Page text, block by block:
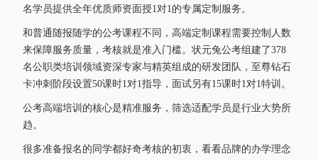
名学员提供全年优质师资面授1对1的专属定制服务。
和普通随报随学的公考课程不同，高端定制课程需要控制人数
来保障服务质量，考核就是准入门槛。状元兔公考组建了378
名公职类培训领域资深专家与精英组成的研发团队，至尊钻石
卡冲刺阶段设置50课时1对1指导，面试另有15课时1对1特训。
公考高端培训的核心是精准服务，筛选适配学员是行业大势所
趋。
很多准备报名的同学都好奇考核的初衷，看看品牌的办学理念